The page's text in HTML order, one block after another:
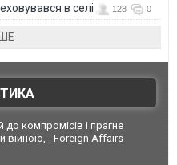
в селі
128 0
компромісів і прагне
війною, - Foreign Affairs